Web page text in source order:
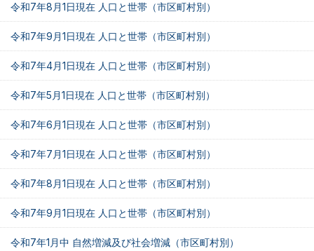
令和7年8月1日現在 人口と世帯（市区町村別）
令和7年9月1日現在 人口と世帯（市区町村別）
令和7年4月1日現在 人口と世帯（市区町村別）
令和7年5月1日現在 人口と世帯（市区町村別）
令和7年6月1日現在 人口と世帯（市区町村別）
令和7年7月1日現在 人口と世帯（市区町村別）
令和7年8月1日現在 人口と世帯（市区町村別）
令和7年9月1日現在 人口と世帯（市区町村別）
令和7年1月中 自然増減及び社会増減（市区町村別）